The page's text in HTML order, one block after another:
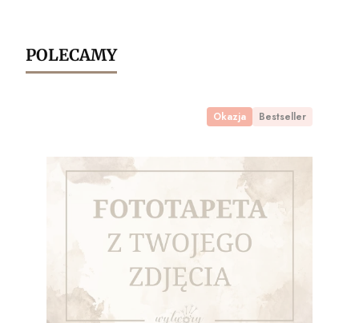
POLECAMY
Okazja Bestseller